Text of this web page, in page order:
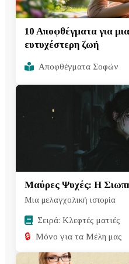
10 Αποφθέγματα για
ευτυχέστερη ζωή
Αποφθέγματα Σοφών
Μαύρες Ψυχές: Η
Μια μελαγχολική ιστορία
Σειρά: Κλεφτές ματιές
🔒 Μόνο για τα Μέλη μας